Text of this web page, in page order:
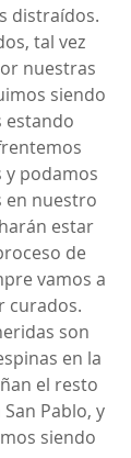
distraídos.
tal vez
nuestras
siendo
estando
y podamos
en nuestro
estar
de
vamos a
curados.
son
en la
el resto
Pablo, y
siendo